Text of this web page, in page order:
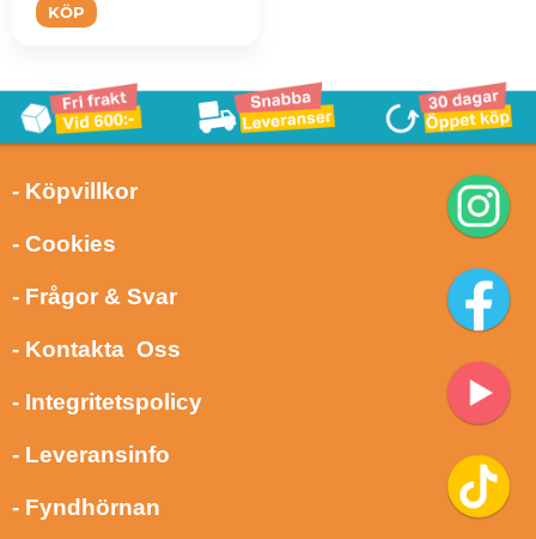
KÖP
- Köpvillkor
- Cookies
- Frågor & Svar
- Kontakta Oss
- Integritetspolicy
- Leveransinfo
- Fyndhörnan